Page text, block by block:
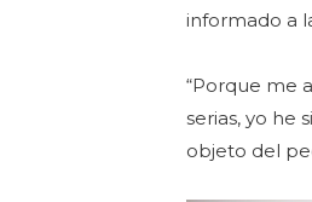
informado a
“Porque me
serias, yo he
objeto del